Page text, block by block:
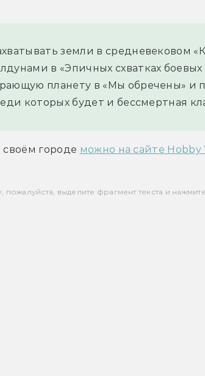
земли в средневековом
в «Эпичных схватках боевых
планету в «Мы обречены» и
которых будет и бессмертная
городе можно на сайте Hobby
пожалуйста, выделите фрагмент текста и